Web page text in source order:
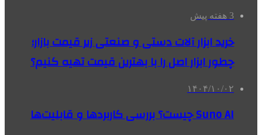
3 هفته پیش
خرید ابزار آلات دستی و صنعتی زیر قیمت بازار؛
چطور ابزار اصل را با بهترین قیمت تهیه کنیم؟
۱۴۰۴/۱۰/۰۲
Suno AI چیست؟ بررسی کاربردها و قابلیت‌ها